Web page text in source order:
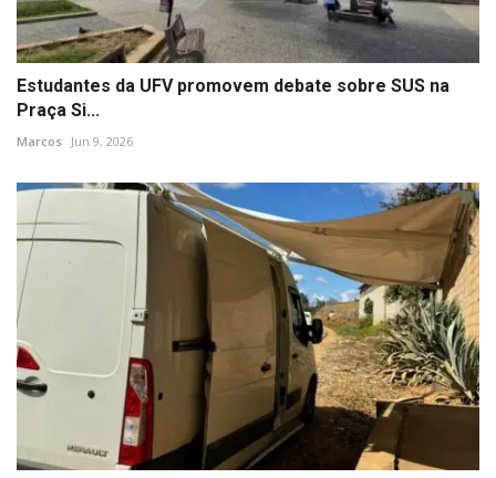
Estudantes da UFV promovem debate sobre SUS na
Praça Si...
Marcos Jun 9, 2026